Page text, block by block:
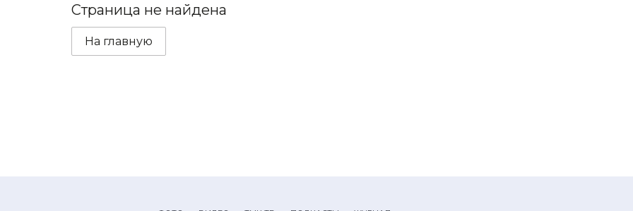
Страница не найдена
На главную